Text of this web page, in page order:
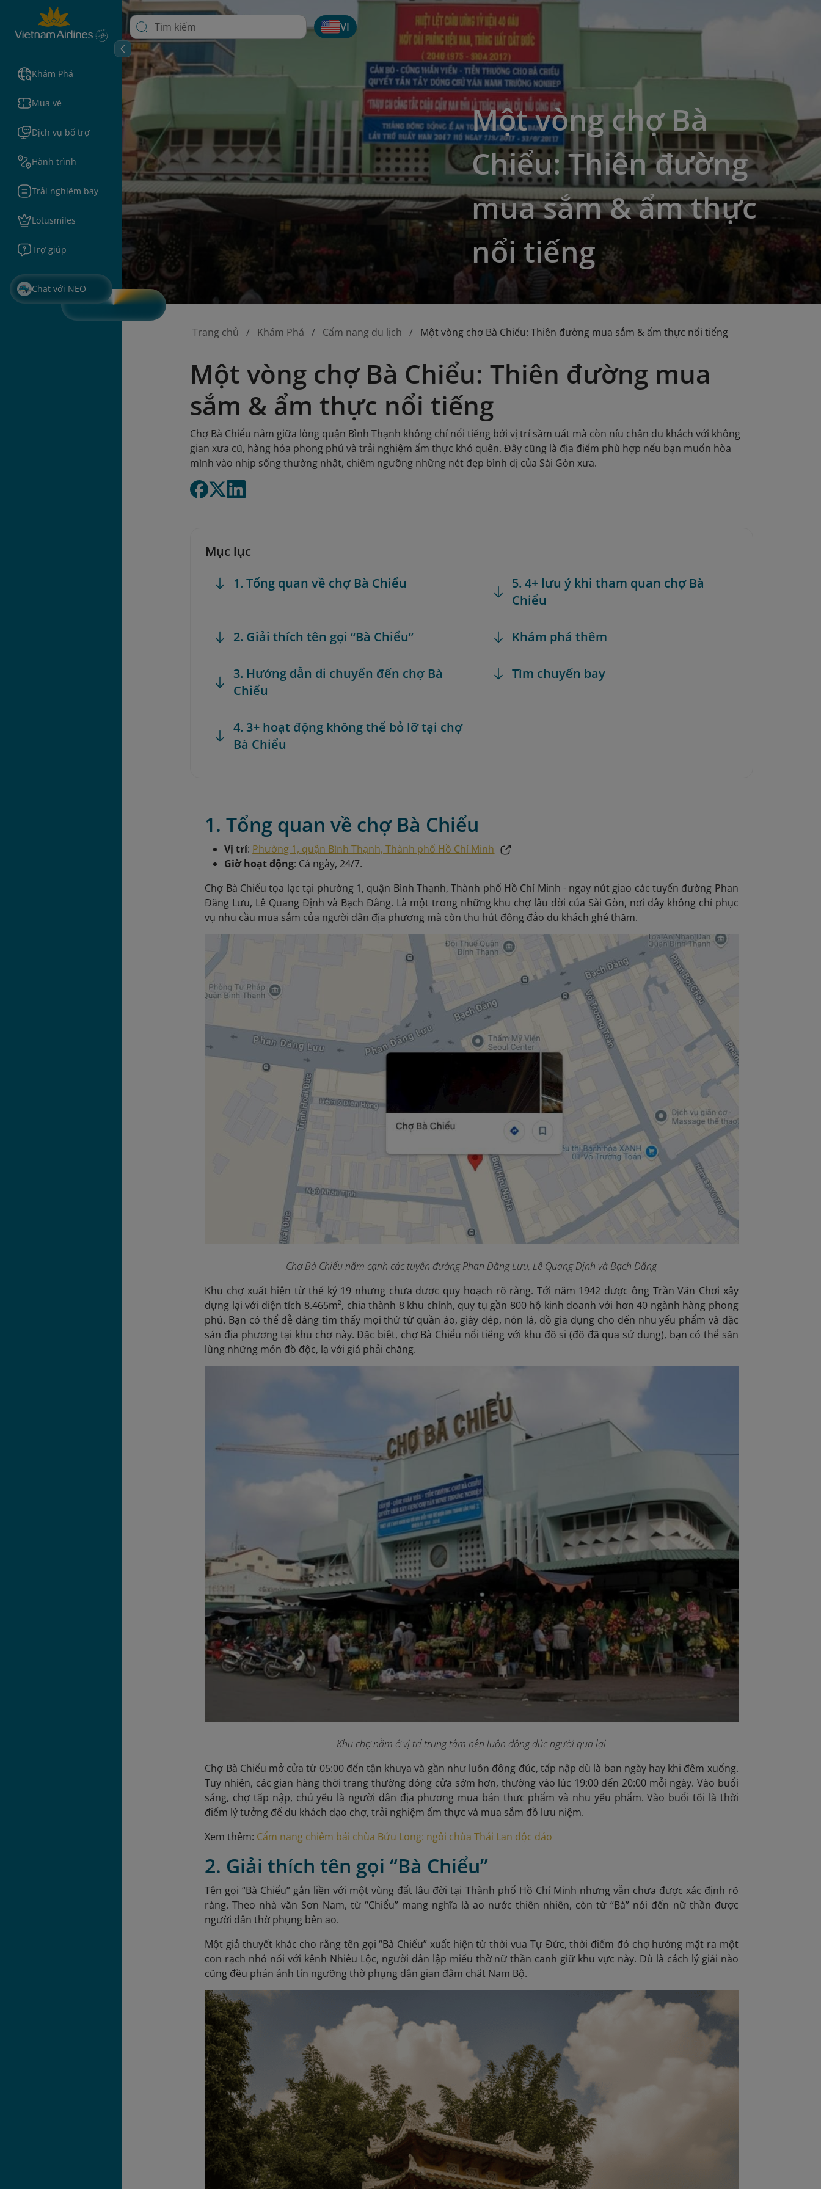
Khám Phá
Mua vé
Dịch vụ bổ trợ
Hành trình
Trải nghiệm bay
Lotusmiles
Trợ giúp
Chat với NEO
VI
Một vòng chợ Bà
Chiểu: Thiên đường
mua sắm & ẩm thực
nổi tiếng
Trang chủ Khám Phá Cẩm nang du lịch Một vòng chợ Bà Chiểu: Thiên đường mua sắm & ẩm thực nổi tiếng
Một vòng chợ Bà Chiểu: Thiên đường mua
sắm & ẩm thực nổi tiếng
Chợ Bà Chiểu nằm giữa lòng quận Bình Thạnh không chỉ nổi tiếng bởi vị trí sầm uất mà còn níu chân du khách với không
gian xưa cũ, hàng hóa phong phú và trải nghiệm ẩm thực khó quên. Đây cũng là địa điểm phù hợp nếu bạn muốn hòa
mình vào nhịp sống thường nhật, chiêm ngưỡng những nét đẹp bình dị của Sài Gòn xưa.
Mục lục
1. Tổng quan về chợ Bà Chiểu
2. Giải thích tên gọi “Bà Chiểu”
3. Hướng dẫn di chuyển đến chợ Bà
Chiểu
4. 3+ hoạt động không thể bỏ lỡ tại chợ
Bà Chiểu
5. 4+ lưu ý khi tham quan chợ Bà
Chiểu
Khám phá thêm
Tìm chuyến bay
1. Tổng quan về chợ Bà Chiểu
Vị trí: Phường 1, quận Bình Thạnh, Thành phố Hồ Chí Minh
Giờ hoạt động: Cả ngày, 24/7.
Chợ Bà Chiểu tọa lạc tại phường 1, quận Bình Thạnh, Thành phố Hồ Chí Minh - ngay nút giao các tuyến đường Phan
Đăng Lưu, Lê Quang Định và Bạch Đằng. Là một trong những khu chợ lâu đời của Sài Gòn, nơi đây không chỉ phục
vụ nhu cầu mua sắm của người dân địa phương mà còn thu hút đông đảo du khách ghé thăm.
Chợ Bà Chiểu nằm cạnh các tuyến đường Phan Đăng Lưu, Lê Quang Định và Bạch Đằng
Khu chợ xuất hiện từ thế kỷ 19 nhưng chưa được quy hoạch rõ ràng. Tới năm 1942 được ông Trần Văn Chơi xây
dựng lại với diện tích 8.465m², chia thành 8 khu chính, quy tụ gần 800 hộ kinh doanh với hơn 40 ngành hàng phong
phú. Bạn có thể dễ dàng tìm thấy mọi thứ từ quần áo, giày dép, nón lá, đồ gia dụng cho đến nhu yếu phẩm và đặc
sản địa phương tại khu chợ này. Đặc biệt, chợ Bà Chiểu nổi tiếng với khu đồ si (đồ đã qua sử dụng), bạn có thể săn
lùng những món đồ độc, lạ với giá phải chăng.
Khu chợ nằm ở vị trí trung tâm nên luôn đông đúc người qua lại
Chợ Bà Chiểu mở cửa từ 05:00 đến tận khuya và gần như luôn đông đúc, tấp nập dù là ban ngày hay khi đêm xuống.
Tuy nhiên, các gian hàng thời trang thường đóng cửa sớm hơn, thường vào lúc 19:00 đến 20:00 mỗi ngày. Vào buổi
sáng, chợ tấp nập, chủ yếu là người dân địa phương mua bán thực phẩm và nhu yếu phẩm. Vào buổi tối là thời
điểm lý tưởng để du khách dạo chợ, trải nghiệm ẩm thực và mua sắm đồ lưu niệm.
Xem thêm: Cẩm nang chiêm bái chùa Bửu Long: ngôi chùa Thái Lan độc đáo
2. Giải thích tên gọi “Bà Chiểu”
Tên gọi “Bà Chiểu” gắn liền với một vùng đất lâu đời tại Thành phố Hồ Chí Minh nhưng vẫn chưa được xác định rõ
ràng. Theo nhà văn Sơn Nam, từ “Chiểu” mang nghĩa là ao nước thiên nhiên, còn từ “Bà” nói đến nữ thần được
người dân thờ phụng bên ao.
Một giả thuyết khác cho rằng tên gọi “Bà Chiểu” xuất hiện từ thời vua Tự Đức, thời điểm đó chợ hướng mặt ra một
con rạch nhỏ nối với kênh Nhiêu Lộc, người dân lập miếu thờ nữ thần canh giữ khu vực này. Dù là cách lý giải nào
cũng đều phản ánh tín ngưỡng thờ phụng dân gian đậm chất Nam Bộ.